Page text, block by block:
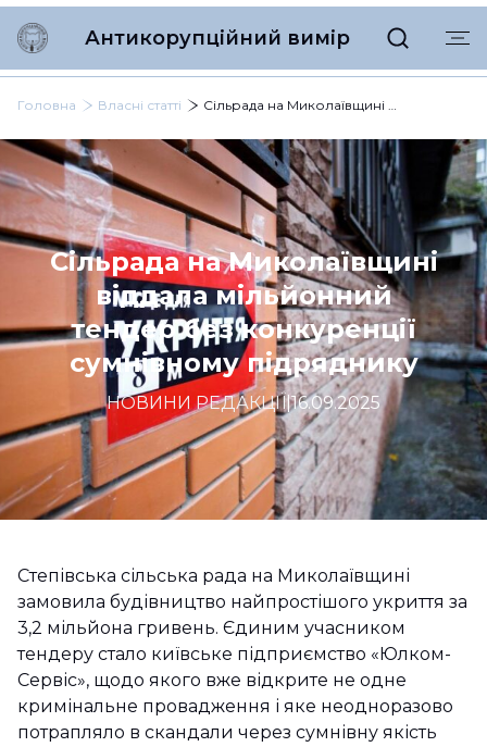
Антикорупційний вимір
Головна Власні статті Сільрада на Миколаївщині віддала мільйонний тендер без конкуренції сумнівному підряднику
Сільрада на Миколаївщині
віддала мільйонний
тендер без конкуренції
сумнівному підряднику
НОВИНИ РЕДАКЦІЇ|16.09.2025
Степівська сільська рада на Миколаївщині
замовила будівництво найпростішого укриття за
3,2 мільйона гривень. Єдиним учасником
тендеру стало київське підприємство «Юлком-
Сервіс», щодо якого вже відкрите не одне
кримінальне провадження і яке неодноразово
потрапляло в скандали через сумнівну якість